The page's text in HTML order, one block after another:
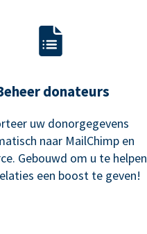
donateurs
uw donorgegevens
naar MailChimp en
Gebouwd om u te helpen
een boost te geven!